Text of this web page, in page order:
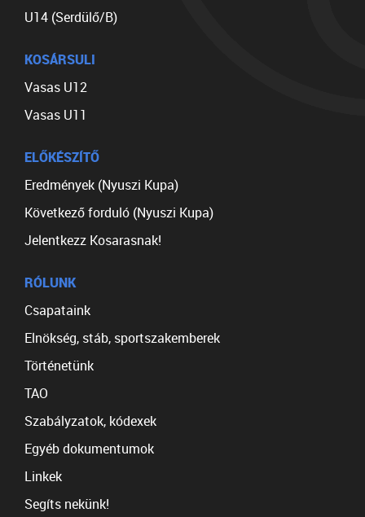
U14 (Serdülő/B)
KOSÁRSULI
Vasas U12
Vasas U11
ELŐKÉSZÍTŐ
Eredmények (Nyuszi Kupa)
Következő forduló (Nyuszi Kupa)
Jelentkezz Kosarasnak!
RÓLUNK
Csapataink
Elnökség, stáb, sportszakemberek
Történetünk
TAO
Szabályzatok, kódexek
Egyéb dokumentumok
Linkek
Segíts nekünk!